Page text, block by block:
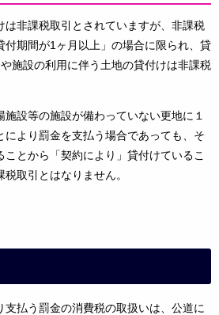
は非課税取引とされていますが、非課税
付期間が1ヶ月以上」の場合に限られ、貸
施設の利用に伴う土地の貸付けは非課税
施設等の施設が備わっていない更地に１
により罰金を支払う場合であっても、そ
ことから「契約により」貸付けているこ
取引とはなりません。
支払う罰金の消費税の取扱いは、公道に